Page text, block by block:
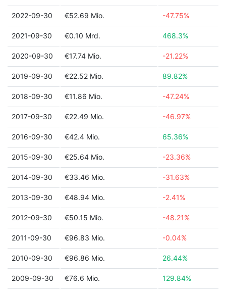
2022-09-30 €52.69 Mio. -47.75%
2021-09-30 €0.10 Mrd. 468.3%
2020-09-30 €17.74 Mio. -21.22%
2019-09-30 €22.52 Mio. 89.82%
2018-09-30 €11.86 Mio. -47.24%
2017-09-30 €22.49 Mio. -46.97%
2016-09-30 €42.4 Mio. 65.36%
2015-09-30 €25.64 Mio. -23.36%
2014-09-30 €33.46 Mio. -31.63%
2013-09-30 €48.94 Mio. -2.41%
2012-09-30 €50.15 Mio. -48.21%
2011-09-30 €96.83 Mio. -0.04%
2010-09-30 €96.86 Mio. 26.44%
2009-09-30 €76.6 Mio. 129.84%